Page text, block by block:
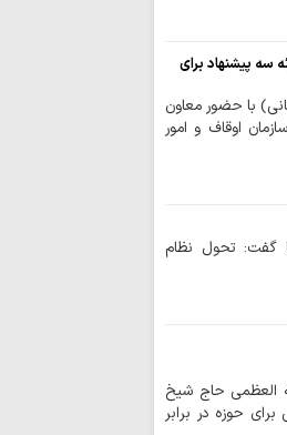
سه پیشنهاد برای
با حضور معاون
اوقاف و امور
گفت: تحول نظام
العظمی حاج شیخ
حوزه در برابر